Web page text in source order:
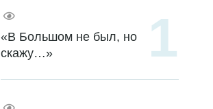
«В Большом не был, но
скажу…»